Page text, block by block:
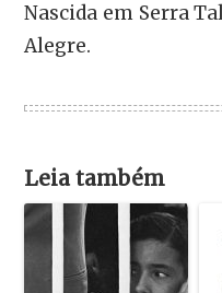
Nascida em Serra
Alegre.
Leia também